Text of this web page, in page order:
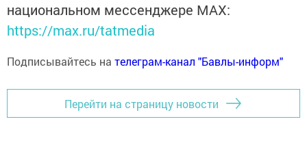
национальном мессенджере MАХ:
https://max.ru/tatmedia
Подписывайтесь на телеграм-канал "Бавлы-информ"
Перейти на страницу новости